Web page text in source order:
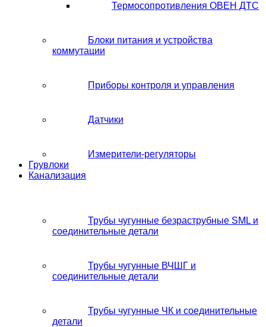
Термосопротивления ОВЕН ДТС
Блоки питания и устройства
коммутации
Приборы контроля и управления
Датчики
Измерители-регуляторы
Грувлоки
Канализация
Трубы чугунные безраструбные SML и
соединительные детали
Трубы чугунные ВЧШГ и
соединительные детали
Трубы чугунные ЧК и соединительные
детали